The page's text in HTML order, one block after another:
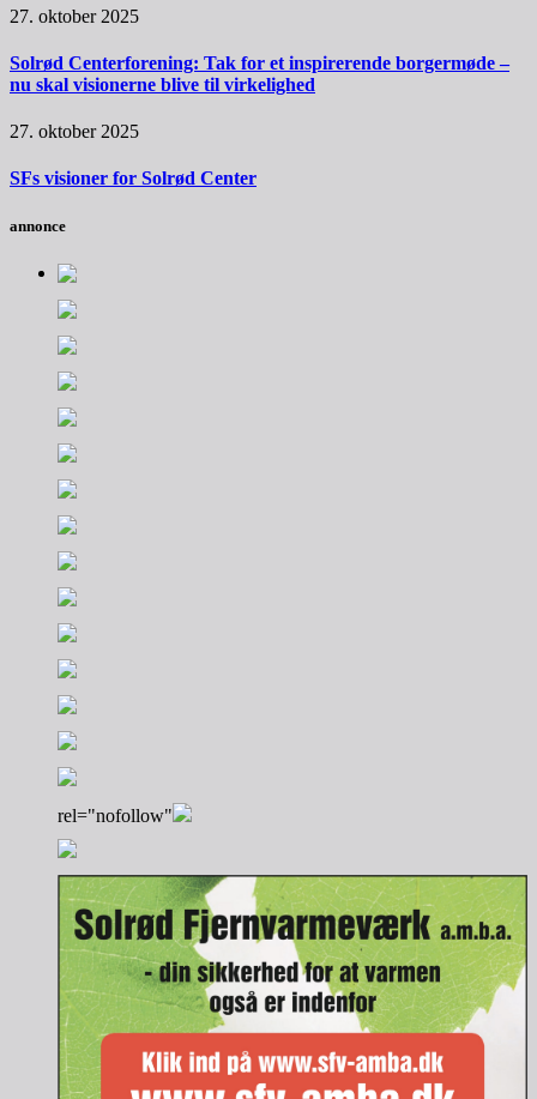
27. oktober 2025
Solrød Centerforening: Tak for et inspirerende borgermøde –
nu skal visionerne blive til virkelighed
27. oktober 2025
SFs visioner for Solrød Center
annonce
rel="nofollow"